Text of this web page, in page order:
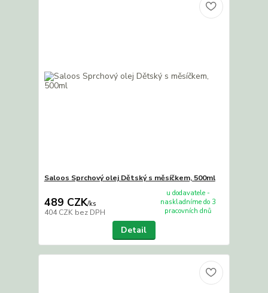
Saloos Sprchový olej Dětský s měsíčkem, 500ml
489 CZK/ks
404 CZK bez DPH
u dodavatele -
naskladníme do 3
pracovních dnů
Detail